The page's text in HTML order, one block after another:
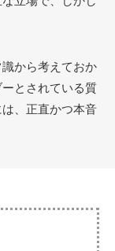
から考えておか
とされている質
、正直かつ本音